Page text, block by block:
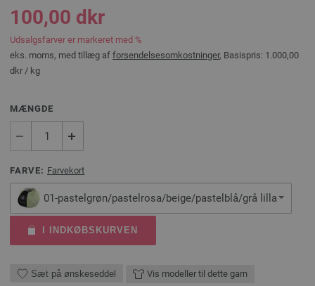
100,00 dkr
Udsalgsfarver er markeret med %
eks. moms, med tillæg af forsendelsesomkostninger, Basispris: 1.000,00
dkr / kg
MÆNGDE
FARVE: Farvekort
01-pastelgrøn/pastelrosa/beige/pastelblå/grå lilla
I INDKØBSKURVEN
Sæt på ønskeseddel Vis modeller til dette garn